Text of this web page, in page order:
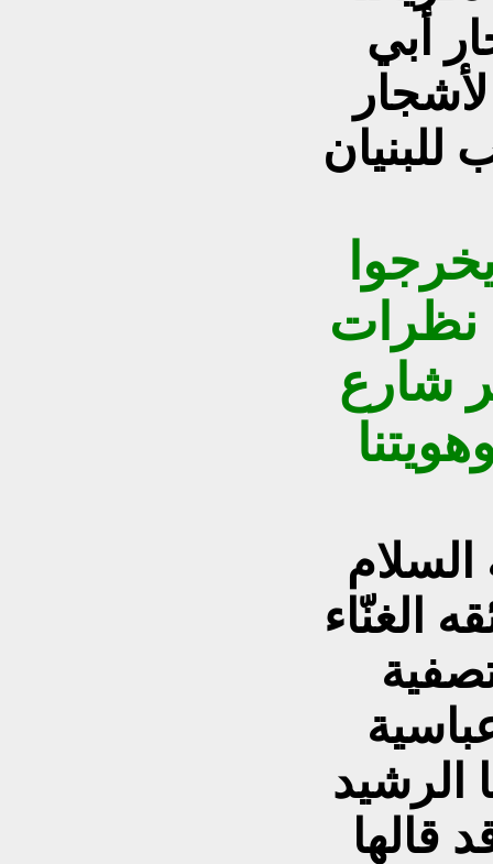
أبي
للبنيان
نظرات
شارع
الرشيد
قالها